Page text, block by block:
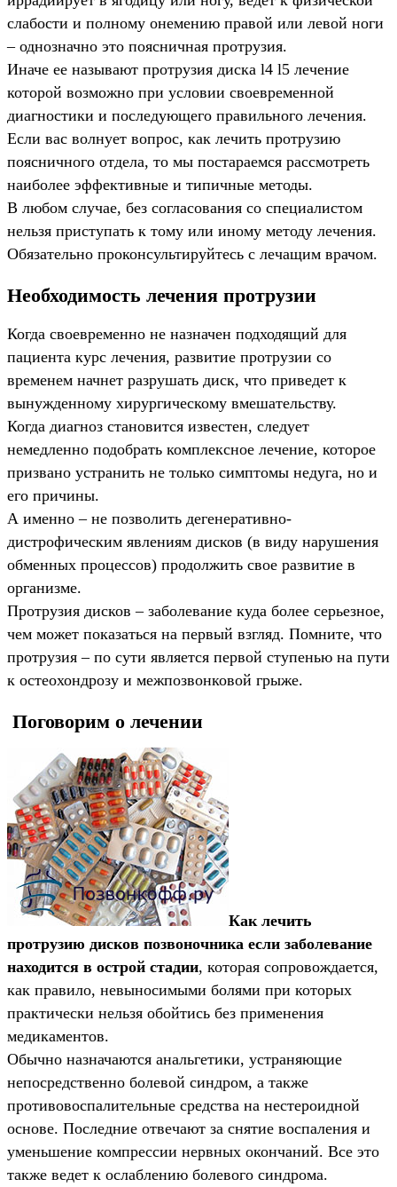
слабости и полному онемению правой или левой ноги
– однозначно это поясничная протрузия.
Иначе ее называют протрузия диска l4 l5 лечение
которой возможно при условии своевременной
диагностики и последующего правильного лечения.
Если вас волнует вопрос, как лечить протрузию
поясничного отдела, то мы постараемся рассмотреть
наиболее эффективные и типичные методы.
В любом случае, без согласования со специалистом
нельзя приступать к тому или иному методу лечения.
Обязательно проконсультируйтесь с лечащим врачом.
Необходимость лечения протрузии
Когда своевременно не назначен подходящий для
пациента курс лечения, развитие протрузии со
временем начнет разрушать диск, что приведет к
вынужденному хирургическому вмешательству.
Когда диагноз становится известен, следует
немедленно подобрать комплексное лечение, которое
призвано устранить не только симптомы недуга, но и
его причины.
А именно – не позволить дегенеративно-
дистрофическим явлениям дисков (в виду нарушения
обменных процессов) продолжить свое развитие в
организме.
Протрузия дисков – заболевание куда более серьезное,
чем может показаться на первый взгляд. Помните, что
протрузия – по сути является первой ступенью на пути
к остеохондрозу и межпозвонковой грыже.
Поговорим о лечении
Как лечить
протрузию дисков позвоночника если заболевание
находится в острой стадии, которая сопровождается,
как правило, невыносимыми болями при которых
практически нельзя обойтись без применения
медикаментов.
Обычно назначаются анальгетики, устраняющие
непосредственно болевой синдром, а также
противовоспалительные средства на нестероидной
основе. Последние отвечают за снятие воспаления и
уменьшение компрессии нервных окончаний. Все это
также ведет к ослаблению болевого синдрома.